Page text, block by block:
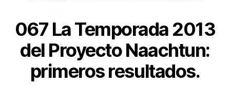
067 La Temporada 2013
del Proyecto Naachtun:
primeros resultados.